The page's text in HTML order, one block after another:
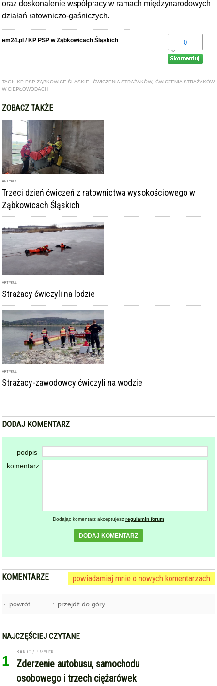
oraz doskonalenie współpracy w ramach międzynarodowych
działań ratowniczo-gaśniczych.
em24.pl / KP PSP w Ząbkowicach Śląskich 0
TAGI: KP PSP ZĄBKOWICE ŚLĄSKIE ĆWICZENIA STRAŻAKÓW, ĆWICZENIA STRAŻAKÓW
W CIEPŁOWODACH
ZOBACZ TAKŻE
ARTYKUŁ
Trzeci dzień ćwiczeń z ratownictwa wysokościowego w
Ząbkowicach Śląskich
ARTYKUŁ
Strażacy ćwiczyli na lodzie
ARTYKUŁ
Strażacy-zawodowcy ćwiczyli na wodzie
DODAJ KOMENTARZ
podpis
komentarz
Dodając komentarz akceptujesz regulamin forum
DODAJ KOMENTARZ
KOMENTARZE powiadamiaj mnie o nowych komentarzach
powrót przejdź do góry
NAJCZĘŚCIEJ CZYTANE
1
BARDO / PRZYŁĘK
Zderzenie autobusu, samochodu
osobowego i trzech ciężarówek